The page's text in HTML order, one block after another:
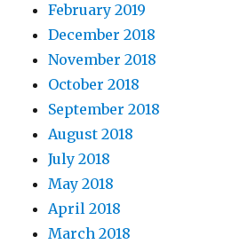
February 2019
December 2018
November 2018
October 2018
September 2018
August 2018
July 2018
May 2018
April 2018
March 2018